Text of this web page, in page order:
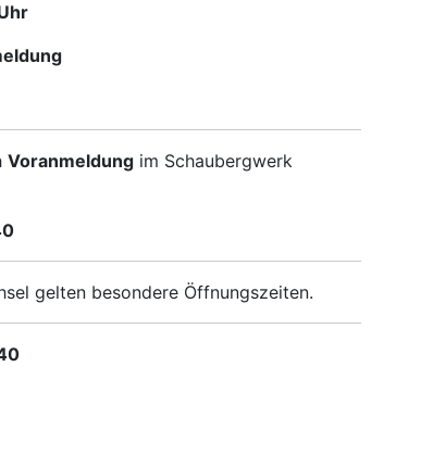
Voranmeldung im Schaubergwerk
gelten besondere Öffnungszeiten.